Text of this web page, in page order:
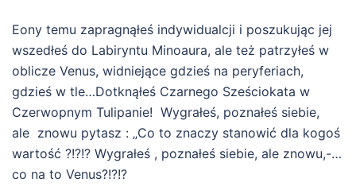
Eony temu zapragnąłeś indywidualcji i poszukując jej
wszedłeś do Labiryntu Minoaura, ale też patrzyłeś w
oblicze Venus, widniejące gdzieś na peryferiach,
gdzieś w tle…Dotknąłeś Czarnego Sześciokata w
Czerwopnym Tulipanie! Wygrałeś, poznałeś siebie,
ale znowu pytasz : „Co to znaczy stanowić dla kogoś
wartość ?!?!? Wygrałeś , poznałeś siebie, ale znowu,-…
co na to Venus?!?!?